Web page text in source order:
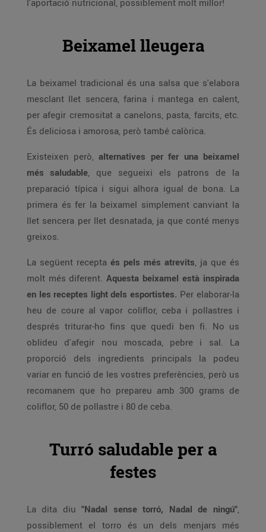
l'aportació nutricional, possiblement molt millor!
Beixamel lleugera
La beixamel tradicional és una salsa que s'elabora
mesclant llet sencera, farina i mantega en calent,
per afegir cremositat a canelons, pasta, farcits, etc.
És deliciosa i amorosa, però també calòrica.
Existeixen però, alternatives per fer una beixamel
més saludable, que segueixi els patrons de la
preparació típica i sigui alhora igual de bona. La
primera és fer la beixamel simplement canviant la
llet sencera per llet desnatada, ja que conté menys
greixos.
La següent recepta és pels més atrevits, ja que és
molt més diferent. Aquesta beixamel està inspirada
en les receptes light dels esportistes. Per elaborar-la
heu de coure al vapor coliflor, ceba i pollastres i
després triturar-ho fins que quedi ben fi. No us
oblideu d'afegir nou moscada, pebre i sal. La
proporció dels ingredients principals la podeu
variar en funció de les vostres preferències, però us
recomanem que ho prepareu amb 300 grams de
coliflor, 50 de pollastre i 80 de ceba.
Turró saludable per a
festes
La dita diu "Nadal sense torró, Nadal de ningú",
possiblement el torro és un dels menjars més